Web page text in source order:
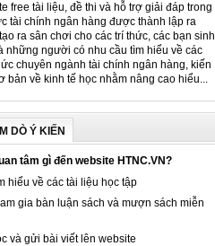
free tài liệu, đề thi và hỗ trợ giải đáp trong
tài chính ngân hàng được thành lập ra
ra sân chơi cho các trí thức, các bạn sinh
những người có nhu cầu tìm hiểu về các
chuyên ngành tài chính ngân hàng, kiến
bản về kinh tế học nhằm nâng cao hiểu...
DÒ Ý KIẾN
tâm gì đến website HTNC.VN?
hiểu về các tài liệu học tập
gia bàn luận sách và mượn sách miễn
và gửi bài viết lên website